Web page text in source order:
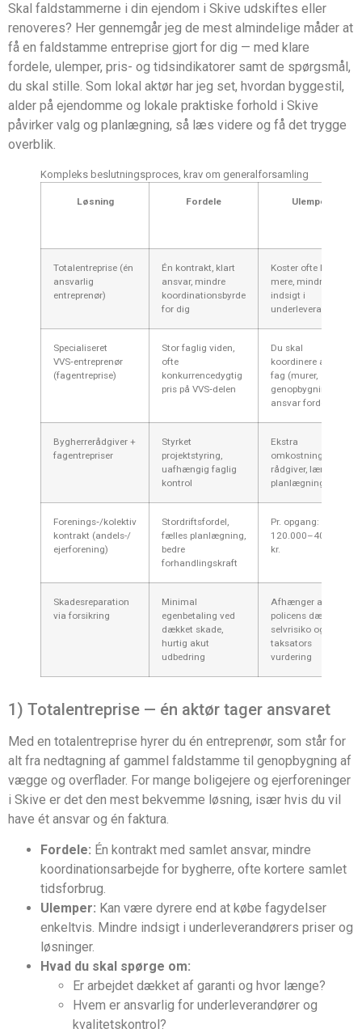
Skal faldstammerne i din ejendom i Skive udskiftes eller
renoveres? Her gennemgår jeg de mest almindelige måder at
få en faldstamme entreprise gjort for dig — med klare
fordele, ulemper, pris- og tidsindikatorer samt de spørgsmål,
du skal stille. Som lokal aktør har jeg set, hvordan byggestil,
alder på ejendomme og lokale praktiske forhold i Skive
påvirker valg og planlægning, så læs videre og få det trygge
overblik.
Kompleks beslutningsproces, krav om generalforsamling
Løsning Fordele Ulemper
Totalentreprise (én
ansvarlig
entreprenør)
Én kontrakt, klart
ansvar, mindre
koordinationsbyrde
for dig
Koster ofte lidt
mere, mindre
indsigt i
underleverandører
Specialiseret
VVS‑entreprenør
(fagentreprise)
Stor faglig viden,
ofte
konkurrencedygtig
pris på VVS‑delen
Du skal
koordinere andre
fag (murer,
genopbygning),
ansvar fordelt
Bygherrerådgiver +
fagentrepriser
Styrket
projektstyring,
uafhængig faglig
kontrol
Ekstra
omkostning til
rådgiver, længere
planlægning
Forenings‑/kolektiv
kontrakt (andels-/
ejerforening)
Stordriftsfordel,
fælles planlægning,
bedre
forhandlingskraft
Pr. opgang:
120.000–400.000
kr.
Skadesreparation
via forsikring
Minimal
egenbetaling ved
dækket skade,
hurtig akut
udbedring
Afhænger af
policens dækning,
selvrisiko og
taksators
vurdering
1) Totalentreprise — én aktør tager ansvaret
Med en totalentreprise hyrer du én entreprenør, som står for
alt fra nedtagning af gammel faldstamme til genopbygning af
vægge og overflader. For mange boligejere og ejerforeninger
i Skive er det den mest bekvemme løsning, især hvis du vil
have ét ansvar og én faktura.
Fordele: Én kontrakt med samlet ansvar, mindre
koordinationsarbejde for bygherre, ofte kortere samlet
tidsforbrug.
Ulemper: Kan være dyrere end at købe fagydelser
enkeltvis. Mindre indsigt i underleverandørers priser og
løsninger.
Hvad du skal spørge om:
Er arbejdet dækket af garanti og hvor længe?
Hvem er ansvarlig for underleverandører og
kvalitetskontrol?